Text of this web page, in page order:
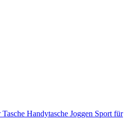
Handytasche Joggen Sport für